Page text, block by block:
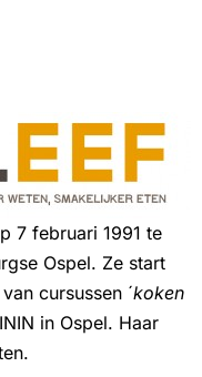
7 februari 1991 te
Ospel. Ze start
cursussen ´koken
in Ospel. Haar